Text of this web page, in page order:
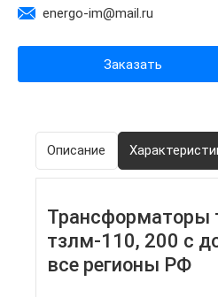
energo-im@mail.ru
Заказать
Описание
Трансформаторы
тзлм-110, 200 с
все регионы РФ